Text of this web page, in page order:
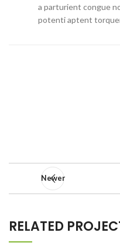
a parturient congue
potenti aptent
Newer
RELATED